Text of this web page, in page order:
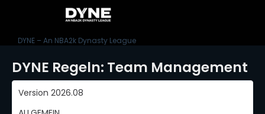
DYNE – An NBA2k Dynasty League
DYNE Regeln: Team Management
Version 2026.08